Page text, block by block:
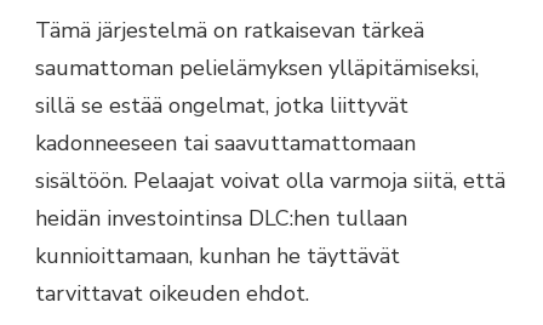
Tämä järjestelmä on ratkaisevan tärkeä
saumattoman pelielämyksen ylläpitämiseksi,
sillä se estää ongelmat, jotka liittyvät
kadonneeseen tai saavuttamattomaan
sisältöön. Pelaajat voivat olla varmoja siitä, että
heidän investointinsa DLC:hen tullaan
kunnioittamaan, kunhan he täyttävät
tarvittavat oikeuden ehdot.